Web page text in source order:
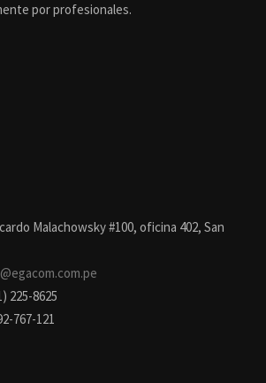
por profesionales.
Malachowsky #100, oficina 402, San
225-8625
767-121